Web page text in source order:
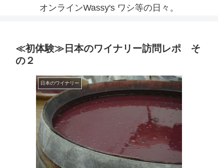
オンラインWassy's ワシ等の日々。
≪初体験≫日本のワイナリー訪問レポ そ
の２
日本のワイナリー